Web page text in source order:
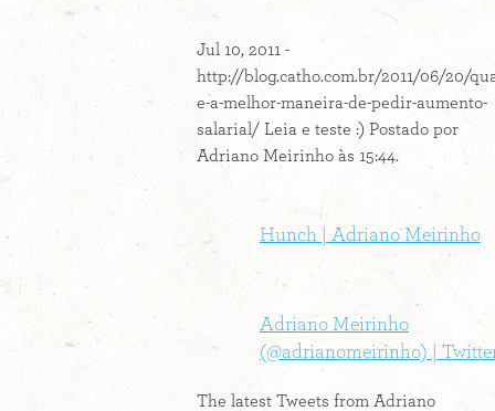
Jul 10, 2011 -
http://blog.catho.com.br/2011/06/20/
e-a-melhor-maneira-de-pedir-aumento-
salarial/ Leia e teste :) Postado por
Adriano Meirinho às 15:44.
Hunch | Adriano Meirinho
Adriano Meirinho
(@adrianomeirinho) |
The latest Tweets from Adriano